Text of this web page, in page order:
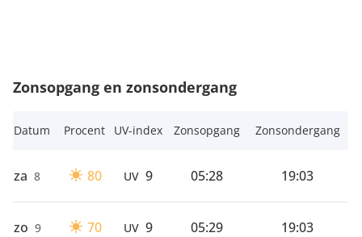
Zonsopgang en zonsondergang
Datum Procent UV-index Zonsopgang Zonsondergang
za 8 80 UV 9 05:28 19:03
zo 9 70 UV 9 05:29 19:03